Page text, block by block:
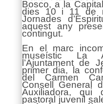
Bosco, a la
dies 10 i 11 de
Jornades
aquest any
contingut.
En el marc
museístic La
l’Ajuntament de
primer dia, la
del Carmen
Consell General
Auxiliadora, qui
pastoral juvenil